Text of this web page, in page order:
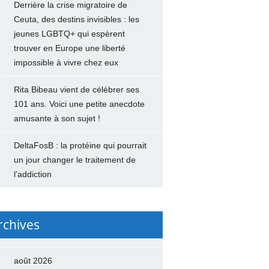
Derrière la crise migratoire de
Ceuta, des destins invisibles : les
jeunes LGBTQ+ qui espèrent
trouver en Europe une liberté
impossible à vivre chez eux
Rita Bibeau vient de célébrer ses
101 ans. Voici une petite anecdote
amusante à son sujet !
DeltaFosB : la protéine qui pourrait
un jour changer le traitement de
l’addiction
août 2026